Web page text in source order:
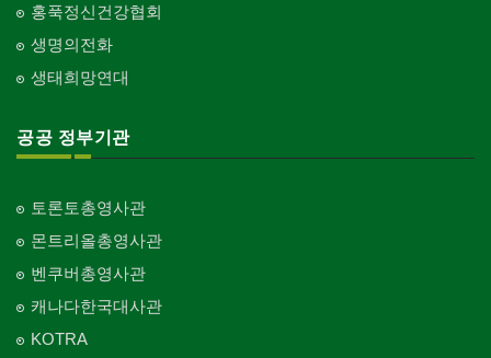
홍푹정신건강협회
생명의전화
생태희망연대
공공 정부기관
토론토총영사관
몬트리올총영사관
벤쿠버총영사관
캐나다한국대사관
KOTRA